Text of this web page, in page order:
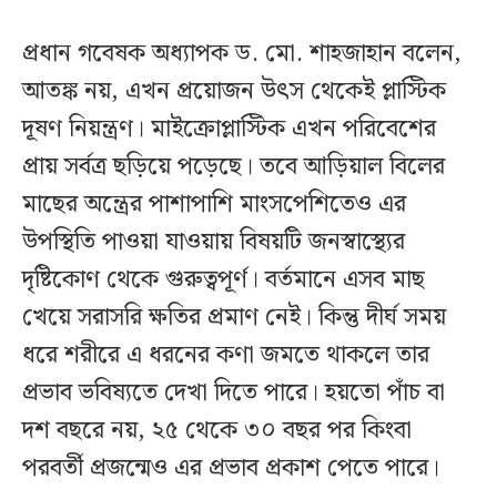
প্রধান গবেষক অধ্যাপক ড. মো. শাহজাহান বলেন,
আতঙ্ক নয়, এখন প্রয়োজন উৎস থেকেই প্লাস্টিক
দূষণ নিয়ন্ত্রণ। মাইক্রোপ্লাস্টিক এখন পরিবেশের
প্রায় সর্বত্র ছড়িয়ে পড়েছে। তবে আড়িয়াল বিলের
মাছের অন্ত্রের পাশাপাশি মাংসপেশিতেও এর
উপস্থিতি পাওয়া যাওয়ায় বিষয়টি জনস্বাস্থ্যের
দৃষ্টিকোণ থেকে গুরুত্বপূর্ণ। বর্তমানে এসব মাছ
খেয়ে সরাসরি ক্ষতির প্রমাণ নেই। কিন্তু দীর্ঘ সময়
ধরে শরীরে এ ধরনের কণা জমতে থাকলে তার
প্রভাব ভবিষ্যতে দেখা দিতে পারে। হয়তো পাঁচ বা
দশ বছরে নয়, ২৫ থেকে ৩০ বছর পর কিংবা
পরবর্তী প্রজন্মেও এর প্রভাব প্রকাশ পেতে পারে।